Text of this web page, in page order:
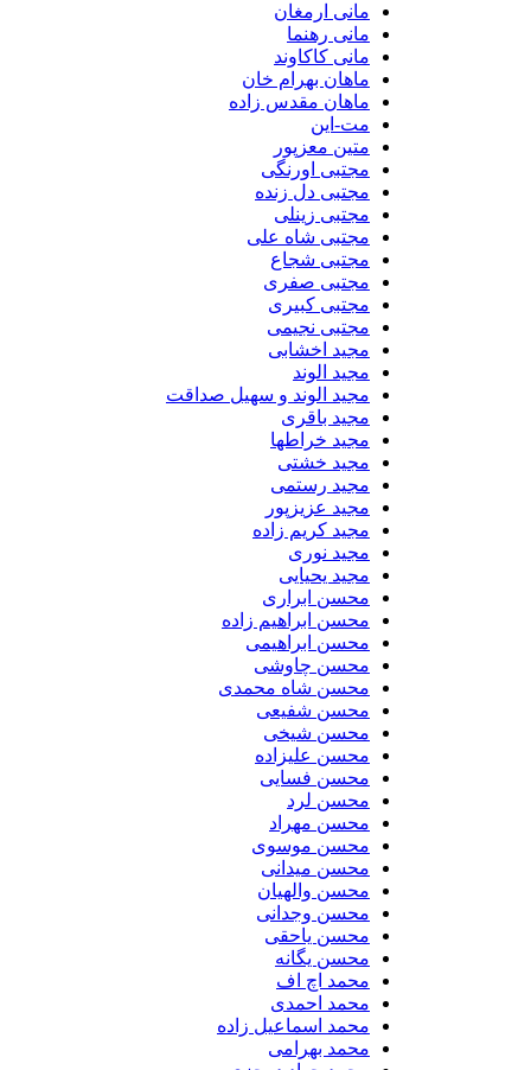
مانی ارمغان
مانی رهنما
مانی کاکاوند
ماهان بهرام خان
ماهان مقدس زاده
مت-این
متین معزپور
مجتبی اورنگی
مجتبی دل زنده
مجتبی زینلی
مجتبی شاه علی
مجتبی شجاع
مجتبی صفری
مجتبی کبیری
مجتبی نجیمی
مجید اخشابی
مجید الوند‎
مجید الوند و سهیل صداقت
مجید باقری
مجید خراطها
مجید خشتی
مجید رستمی
مجید عزیزپور
مجید کریم زاده
مجید نوری
مجید یحیایی
محسن ابراری
محسن ابراهیم زاده
محسن ابراهیمی
محسن چاوشی
محسن شاه محمدی
محسن شفیعی
محسن شیخی
محسن علیزاده
محسن فسایی
محسن لرد
محسن مهراد
محسن موسوی
محسن میدانی
محسن والهیان
محسن وجدانی
محسن یاحقی
محسن یگانه
محمد اچ اف
محمد احمدی
محمد اسماعیل زاده
محمد بهرامی